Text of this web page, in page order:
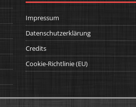
Impressum
Datenschutzerklärung
Credits
Cookie-Richtlinie (EU)